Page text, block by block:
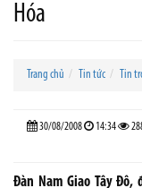
Hóa
Trang chủ Tin tức Tin
30/08/2008 14:34
Đàn Nam Giao Tây